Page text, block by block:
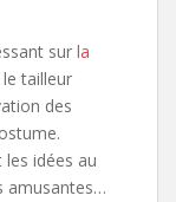
sur la
tailleur
des
idées au
amusantes…